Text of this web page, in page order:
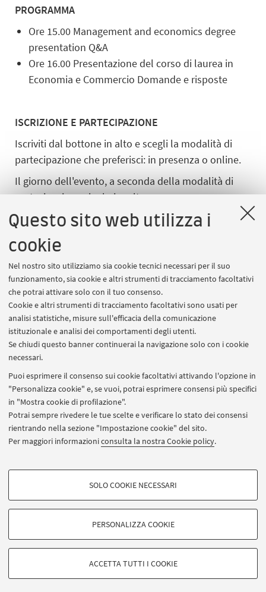
Questo sito web utilizza i
cookie
Nel nostro sito utilizziamo sia cookie tecnici necessari per il suo
funzionamento, sia cookie e altri strumenti di tracciamento facoltativi
che potrai attivare solo con il tuo consenso.
Cookie e altri strumenti di tracciamento facoltativi sono usati per
analisi statistiche, misure sull'efficacia della comunicazione
istituzionale e analisi dei comportamenti degli utenti.
Se chiudi questo banner continuerai la navigazione solo con i cookie
necessari.
Puoi esprimere il consenso sui cookie facoltativi attivando l'opzione in
"Personalizza cookie" e, se vuoi, potrai esprimere consensi più specifici
in "Mostra cookie di profilazione".
Potrai sempre rivedere le tue scelte e verificare lo stato dei consensi
rientrando nella sezione "Impostazione cookie" del sito.
Per maggiori informazioniconsulta la nostra Cookie policy.
COOKIE DI PROFILAZIONE - FACOLTATIVI
COOKIE TECNICI - NECESSARI
Si tratta di cookie tecnici utilizzati, a titolo esemplificativo, per il corretto
SOLO COOKIE NECESSARI
PERSONALIZZA COOKIE
ACCETTA TUTTI I COOKIE
PROGRAMMA
Ore 15.00 Management and economics degree
presentation Q&A
Ore 16.00 Presentazione del corso di laurea in
Economia e Commercio Domande e risposte
ISCRIZIONE E PARTECIPAZIONE
Iscriviti dal bottone in alto e scegli la modalità di
partecipazione che preferisci: in presenza o online.
Il giorno dell'evento, a seconda della modalità di
partecipazione che hai scelto
in presenza: recati nel luogo indicato 15 minuti
online su Microsoft Teams: per accedere alla
stanza virtuale, vai alla sezioneI miei eventie
clicca sul bottone Partecipa che si attiverà poco
prima dell’inizio.
NEL FRATTEMPO, SCOPRI DI PIU' SUI SITI WEB DEI
CORSI PRESENTATI
Management and economics
Economia e commercio
CONTATTI
clara.pulvirenti@unibo.it
mara.donati@unibo.it
Via Zamboni, 33 - 40126 Bologna - Partita IVA: 01131710376
Privacy|Note legali|Impostazioni Cookie